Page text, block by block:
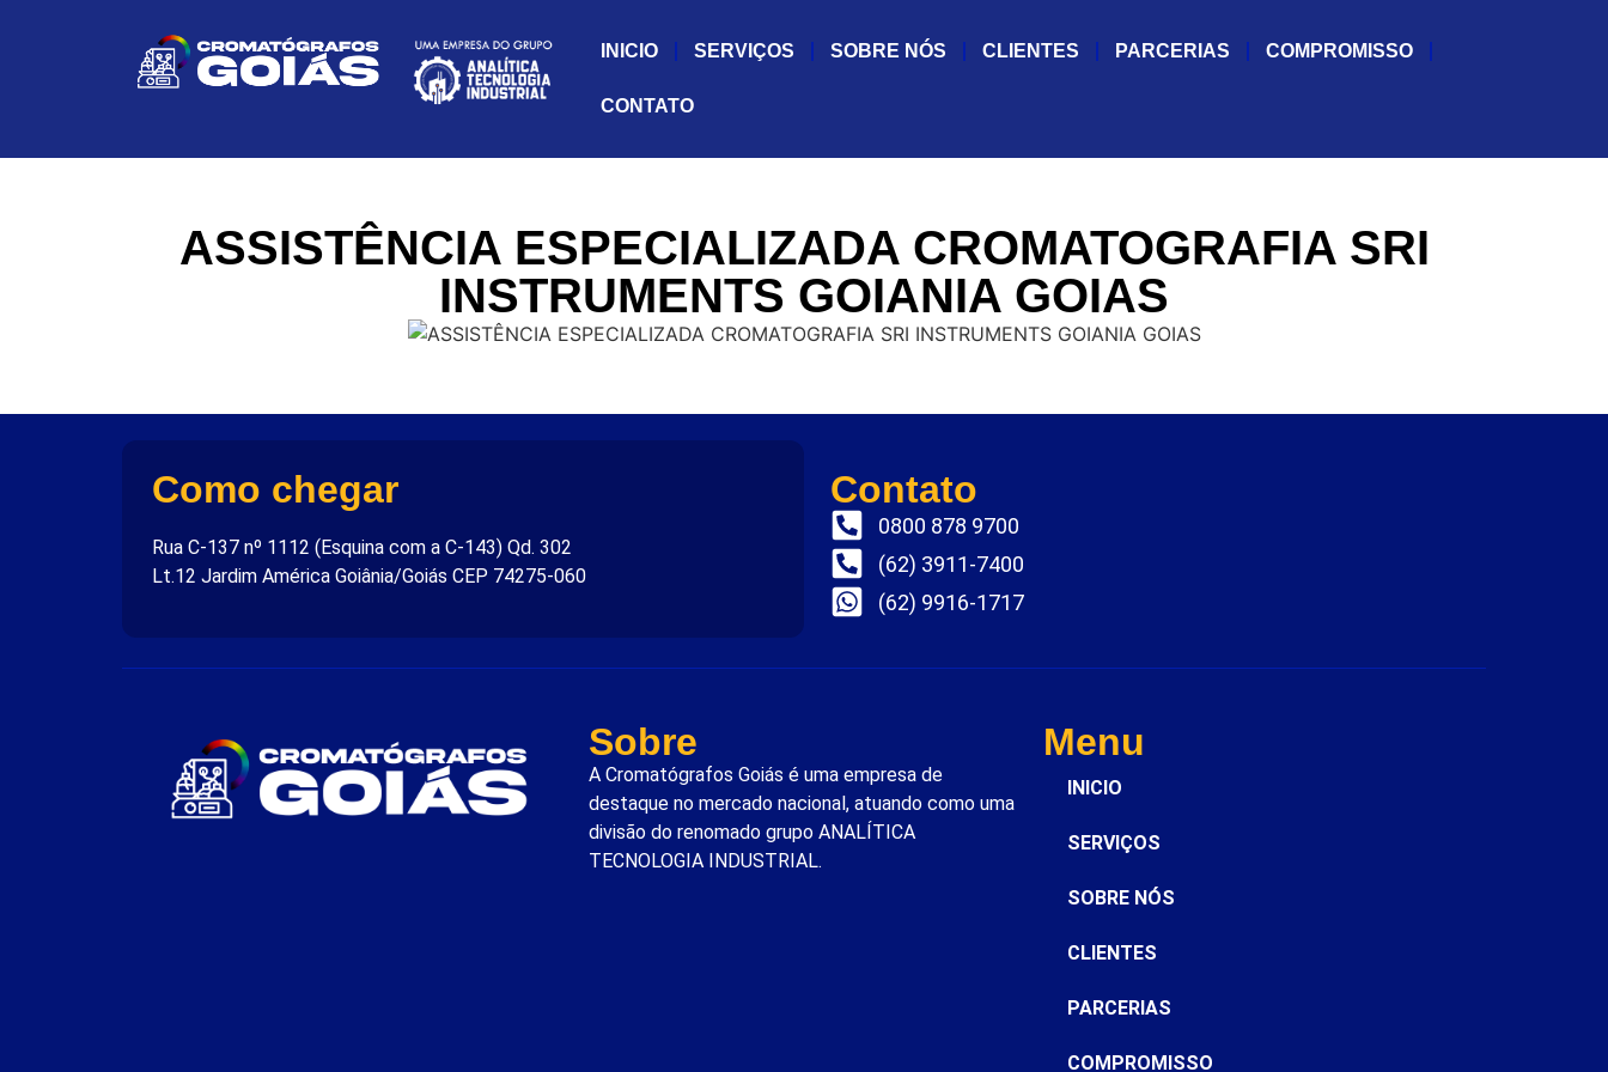
INICIO SERVIÇOS SOBRE NÓS CLIENTES PARCERIAS COMPROMISSO
CONTATO
ASSISTÊNCIA ESPECIALIZADA CROMATOGRAFIA SRI
INSTRUMENTS GOIANIA GOIAS
Como chegar
Rua C-137 nº 1112 (Esquina com a C-143) Qd. 302
Lt.12 Jardim América Goiânia/Goiás CEP 74275-060
Contato
0800 878 9700
(62) 3911-7400
(62) 9916-1717
Sobre
A Cromatógrafos Goiás é uma empresa de
destaque no mercado nacional, atuando como uma
divisão do renomado grupo ANALÍTICA
TECNOLOGIA INDUSTRIAL.
Menu
INICIO
SERVIÇOS
SOBRE NÓS
CLIENTES
PARCERIAS
COMPROMISSO